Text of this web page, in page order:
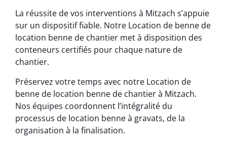
La réussite de vos interventions à Mitzach s’appuie
sur un dispositif fiable. Notre Location de benne de
location benne de chantier met à disposition des
conteneurs certifiés pour chaque nature de
chantier.
Préservez votre temps avec notre Location de
benne de location benne de chantier à Mitzach.
Nos équipes coordonnent l’intégralité du
processus de location benne à gravats, de la
organisation à la finalisation.